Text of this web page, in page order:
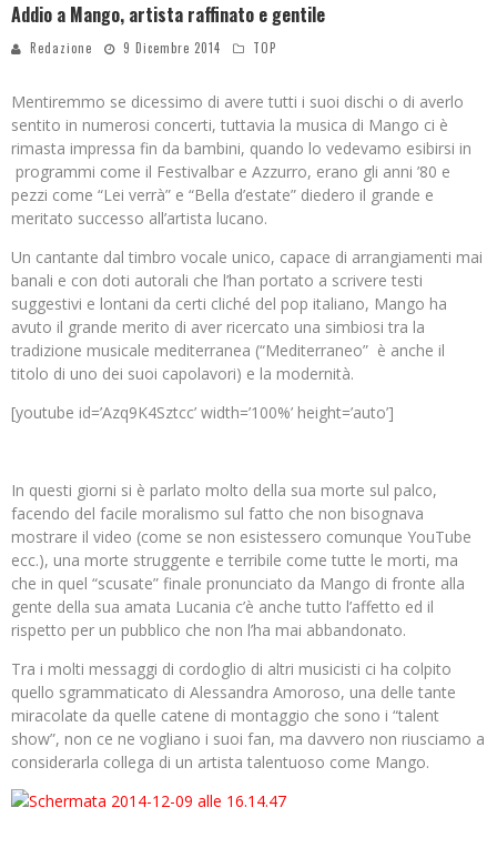
Addio a Mango, artista raffinato e gentile
Redazione 9 Dicembre 2014 TOP
Mentiremmo se dicessimo di avere tutti i suoi dischi o di averlo
sentito in numerosi concerti, tuttavia la musica di Mango ci è
rimasta impressa fin da bambini, quando lo vedevamo esibirsi in
programmi come il Festivalbar e Azzurro, erano gli anni ’80 e
pezzi come “Lei verrà” e “Bella d’estate” diedero il grande e
meritato successo all’artista lucano.
Un cantante dal timbro vocale unico, capace di arrangiamenti mai
banali e con doti autorali che l’han portato a scrivere testi
suggestivi e lontani da certi cliché del pop italiano, Mango ha
avuto il grande merito di aver ricercato una simbiosi tra la
tradizione musicale mediterranea (“Mediterraneo” è anche il
titolo di uno dei suoi capolavori) e la modernità.
[youtube id=’Azq9K4Sztcc’ width=’100%’ height=’auto’]
In questi giorni si è parlato molto della sua morte sul palco,
facendo del facile moralismo sul fatto che non bisognava
mostrare il video (come se non esistessero comunque YouTube
ecc.), una morte struggente e terribile come tutte le morti, ma
che in quel “scusate” finale pronunciato da Mango di fronte alla
gente della sua amata Lucania c’è anche tutto l’affetto ed il
rispetto per un pubblico che non l’ha mai abbandonato.
Tra i molti messaggi di cordoglio di altri musicisti ci ha colpito
quello sgrammaticato di Alessandra Amoroso, una delle tante
miracolate da quelle catene di montaggio che sono i “talent
show”, non ce ne vogliano i suoi fan, ma davvero non riusciamo a
considerarla collega di un artista talentuoso come Mango.